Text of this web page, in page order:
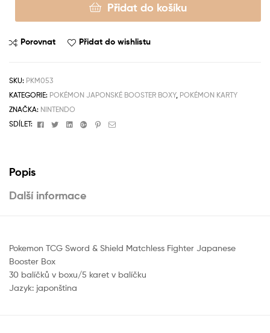
Přidat do košíku
Porovnat Přidat do wishlistu
SKU: PKM053
KATEGORIE: POKÉMON JAPONSKÉ BOOSTER BOXY, POKÉMON KARTY
ZNAČKA: NINTENDO
SDÍLET:
FacebookTwitterLinkedinGoogle+Pinterest
Email
Popis
Další informace
Pokemon TCG Sword & Shield Matchless Fighter Japanese
Booster Box
30 balíčků v boxu/5 karet v balíčku
Jazyk: japonština